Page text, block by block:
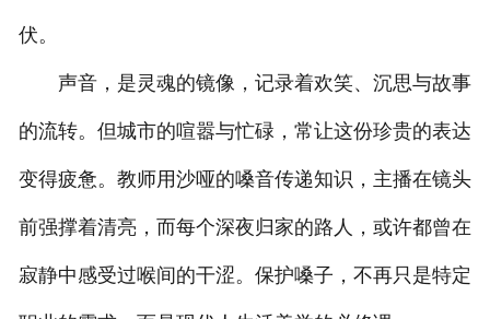
伏。
声音，是灵魂的镜像，记录着欢笑、沉思与故事
的流转。但城市的喧嚣与忙碌，常让这份珍贵的表达
变得疲惫。教师用沙哑的嗓音传递知识，主播在镜头
前强撑着清亮，而每个深夜归家的路人，或许都曾在
寂静中感受过喉间的干涩。保护嗓子，不再只是特定